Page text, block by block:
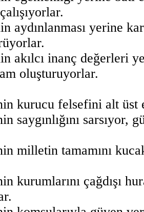
aydınlanması yerine
akılcı inanç değerleri
oluşturuyorlar.
kurucu felsefini alt üst
saygınlığını
milletin tamamını
kurumlarını çağdışı